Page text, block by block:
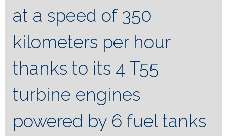
at a speed of 350
kilometers per hour
thanks to its 4 T55
turbine engines
powered by 6 fuel tanks